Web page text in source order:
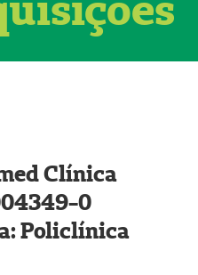
Clínica
0
Policlínica